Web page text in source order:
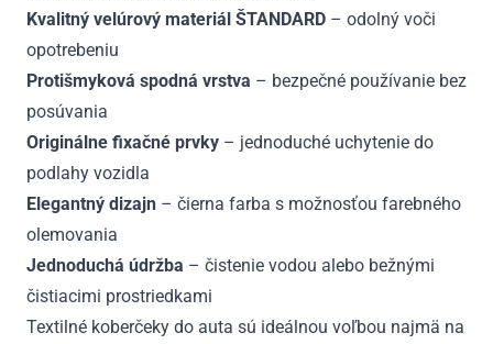
Kvalitný velúrový materiál ŠTANDARD – odolný voči
opotrebeniu
Protišmyková spodná vrstva – bezpečné používanie bez
posúvania
Originálne fixačné prvky – jednoduché uchytenie do
podlahy vozidla
Elegantný dizajn – čierna farba s možnosťou farebného
olemovania
Jednoduchá údržba – čistenie vodou alebo bežnými
čistiacimi prostriedkami
Textilné koberčeky do auta sú ideálnou voľbou najmä na